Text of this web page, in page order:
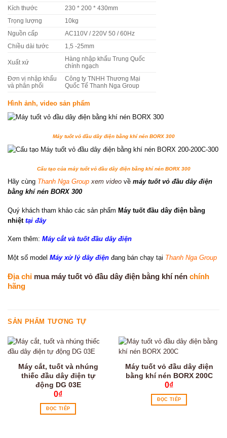
Kích thước 230 * 200 * 430mm
Trọng lượng 10kg
Nguồn cấp AC110V / 220V 50 / 60Hz
Chiều dài tước 1,5 -25mm
Xuất xứ
Hàng nhập khẩu Trung Quốc
chính ngạch
Đơn vị nhập khẩu
và phân phối
Công ty TNHH Thương Mại
Quốc Tế Thanh Nga Group
Hình ảnh, video sản phẩm
Máy tuốt vỏ đầu dây điện bằng khí nén BORX 300
Cấu tạo của máy tuốt vỏ đầu dây điện bằng khí nén BORX 300
Hãy cùng Thanh Nga Group xem video về máy tuốt vỏ đầu dây điện
bằng khí nén BORX 300
Quý khách tham khảo các sản phẩm Máy tuốt đầu dây điện bằng
nhiệt tại đây
Xem thêm: Máy cắt và tuốt đầu dây điện
Một số model Máy xử lý dây điện đang bán chạy tại Thanh Nga Group
Địa chỉ mua máy tuốt vỏ đầu dây điện bằng khí nén chính
hãng
SẢN PHẨM TƯƠNG TỰ
Máy cắt, tuốt và nhúng
thiếc đầu dây điện tự
động DG 03E
0₫
ĐỌC TIẾP
Máy tuốt vỏ đầu dây điện
bằng khí nén BORX 200C
0₫
ĐỌC TIẾP